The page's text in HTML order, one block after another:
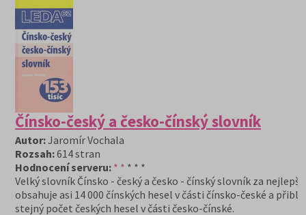
Čínsko-český a česko-čínský slovník
Autor:Jaromír Vochala
Rozsah:614 stran
Hodnocení serveru: * * * * *
Velký slovník Čínsko - český a česko - čínský slovník za nejlepší
obsahuje asi 14 000 čínských hesel v části čínsko-české a
stejný počet českých hesel v části česko-čínské.